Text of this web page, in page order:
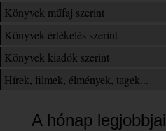
Könyvek műfaj szerint
Könyvek értékelés szerint
Könyvek kiadók szerint
Hírek, filmek, élmények, tagek...
A hónap legjobbjai